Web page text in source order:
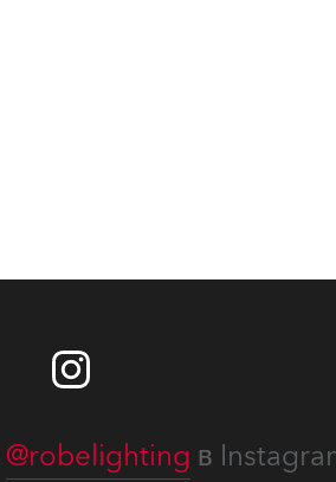
@robelighting в